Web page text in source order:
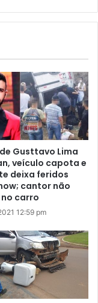
Gusttavo Lima
veículo capota e
deixa feridos
cantor não
carro
12:59 pm